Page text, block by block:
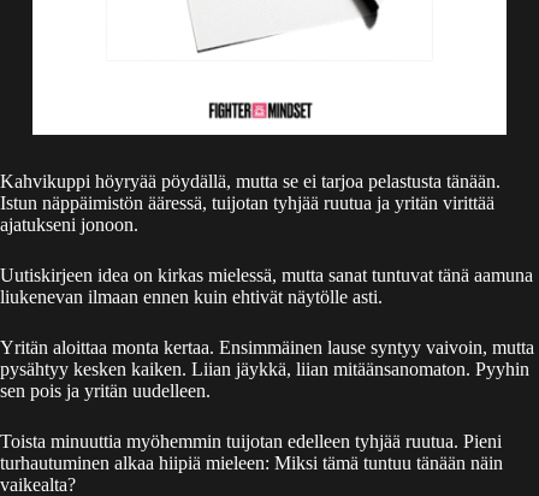
Kahvikuppi höyryää pöydällä, mutta se ei tarjoa pelastusta tänään.
Istun näppäimistön ääressä, tuijotan tyhjää ruutua ja yritän virittää
ajatukseni jonoon.
Uutiskirjeen idea on kirkas mielessä, mutta sanat tuntuvat tänä aamuna
liukenevan ilmaan ennen kuin ehtivät näytölle asti.
Yritän aloittaa monta kertaa. Ensimmäinen lause syntyy vaivoin, mutta
pysähtyy kesken kaiken. Liian jäykkä, liian mitäänsanomaton. Pyyhin
sen pois ja yritän uudelleen.
Toista minuuttia myöhemmin tuijotan edelleen tyhjää ruutua. Pieni
turhautuminen alkaa hiipiä mieleen: Miksi tämä tuntuu tänään näin
vaikealta?